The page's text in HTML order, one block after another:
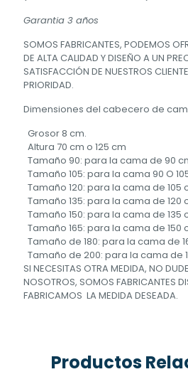
Garantia 3 años
SOMOS FABRICANTES, PODEMOS
DE ALTA CALIDAD Y DISEÑO A UN
SATISFACCIÓN DE NUESTROS
PRIORIDAD.
Dimensiones del cabecero de cama
Grosor 8 cm.
Altura 70 cm o 125 cm
Tamaño 90: para la cama de 90
Tamaño 105: para la cama 90 O
Tamaño 120: para la cama de 105
Tamaño 135: para la cama de 120
Tamaño 150: para la cama de 135
Tamaño 165: para la cama de 150
Tamaño de 180: para la cama de
Tamaño de 200: para la cama de
SI NECESITAS OTRA MEDIDA, NO
NOSOTROS, SOMOS FABRICANTES
FABRICAMOS LA MEDIDA DESEADA.
Productos